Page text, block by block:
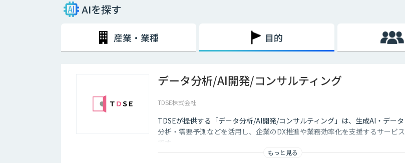
・サテライトオフィス勤務
勤務先とは異なるオフィススペースで、パソコンなどを用いて作業をする働き方のことです。最近ではレンタルオフィス
スを構えたり、地方に本社を構える企業が都心部にサテライトオフィスを構えたりするケースも多くなっています。
2020年3月中旬ごろから、新型コロナウィルスの影響によってテレワークを導入する企業が一気に増加しましたが、実は
それは、パソコンやスマホといった通信機器のスペックが向上しているからです。また、Wi-Fiなどのデータ通信ネット
ワーク環境が整備され始め、低価格でネットワークを利用できるようになったことも要因のひとつといえるでしょう。
しかし、テレワークを導入した場合には、社内コミュニケーションが難しくなってしまうのも事実です。それに加え、業
態管理も難しくなってしまうため、テレワークに不安を感じてしまう企業も少なくないでしょう。
ただ、最近ではテレワークを導入する上で役に立つAIツールも増えてきており、それらを有効活用すれば、テレワークの
デメリットをある程度解消していくことも可能になります。
AIを探す
産業・業種 目的
データ分析/AI開発/コンサルティング
TDSE株式会社
TDSEが提供する「データ分析/AI開発/コンサルティング」は、生成AI・データ
分析・需要予測などを活用し、企業のDX推進や業務効率化を支援するサービス
です。
もっと見る